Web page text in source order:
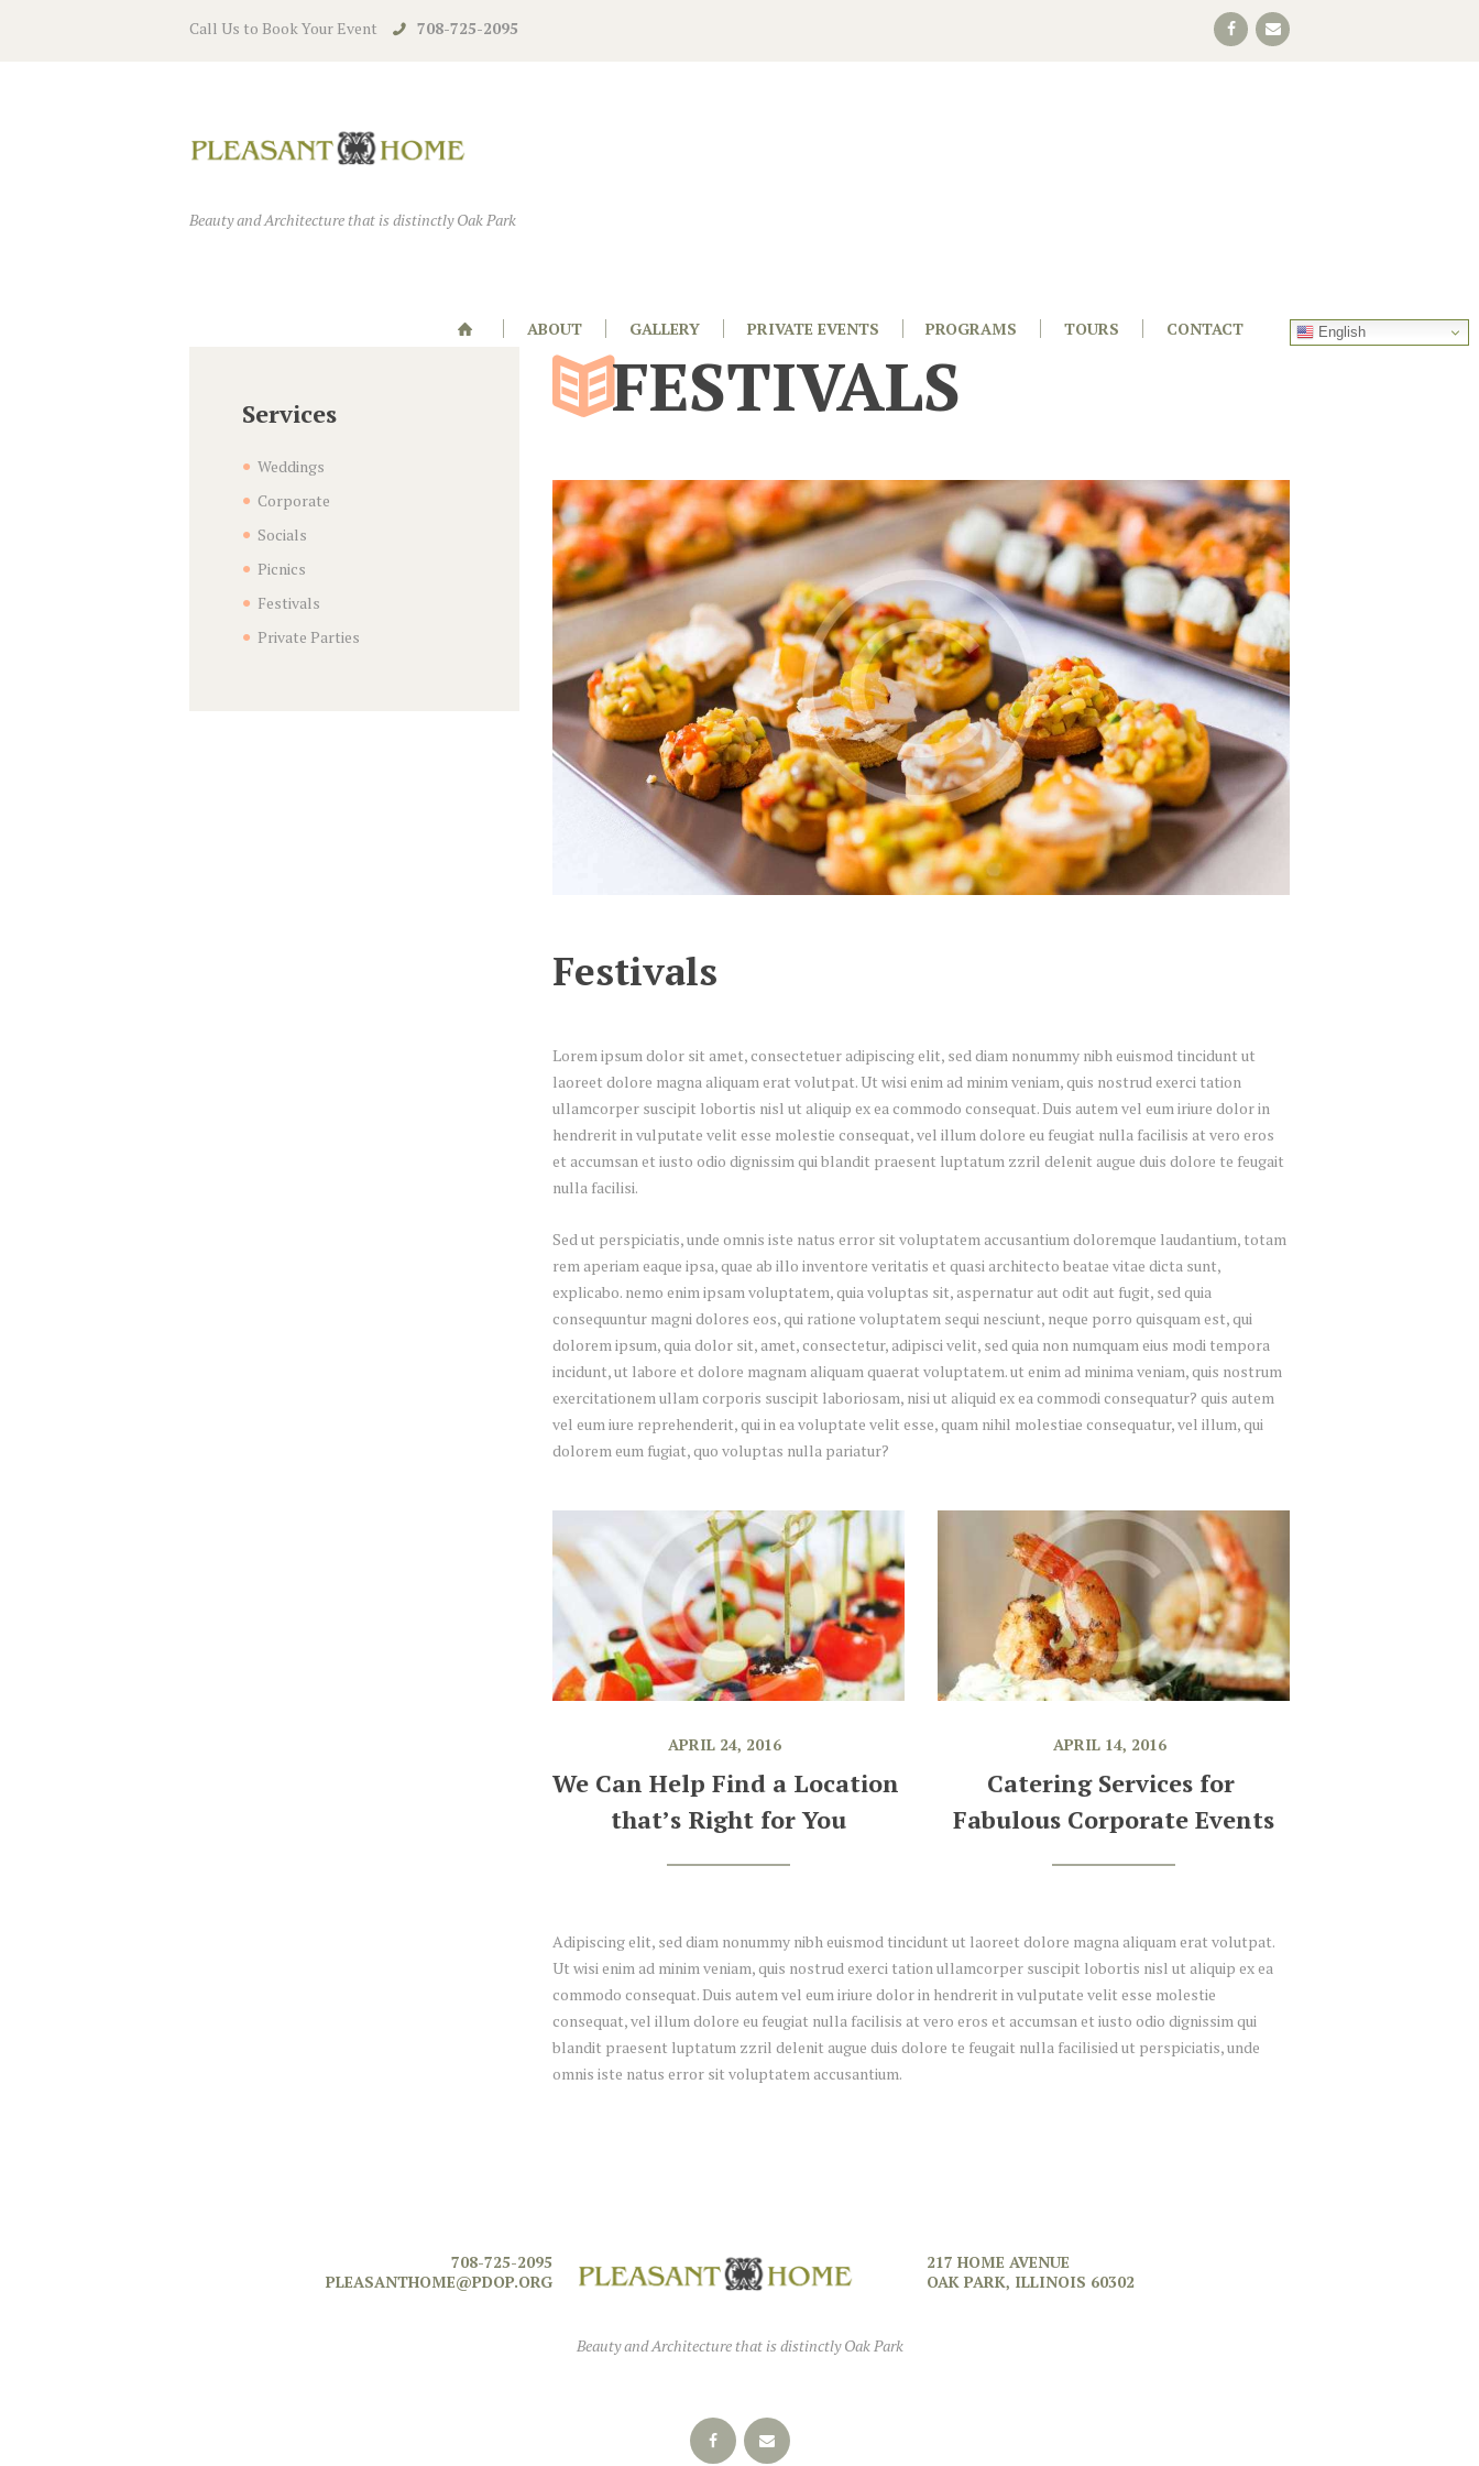
Call Us to Book Your Event 708-725-2095
Beauty and Architecture that is distinctly Oak Park
ABOUT GALLERY PRIVATE EVENTS PROGRAMS TOURS CONTACT English
FESTIVALS
Festivals
Lorem ipsum dolor sit amet, consectetuer adipiscing elit, sed diam nonummy nibh euismod tincidunt ut
laoreet dolore magna aliquam erat volutpat. Ut wisi enim ad minim veniam, quis nostrud exerci tation
ullamcorper suscipit lobortis nisl ut aliquip ex ea commodo consequat. Duis autem vel eum iriure dolor in
hendrerit in vulputate velit esse molestie consequat, vel illum dolore eu feugiat nulla facilisis at vero eros
et accumsan et iusto odio dignissim qui blandit praesent luptatum zzril delenit augue duis dolore te feugait
nulla facilisi.
Sed ut perspiciatis, unde omnis iste natus error sit voluptatem accusantium doloremque laudantium, totam
rem aperiam eaque ipsa, quae ab illo inventore veritatis et quasi architecto beatae vitae dicta sunt,
explicabo. nemo enim ipsam voluptatem, quia voluptas sit, aspernatur aut odit aut fugit, sed quia
consequuntur magni dolores eos, qui ratione voluptatem sequi nesciunt, neque porro quisquam est, qui
dolorem ipsum, quia dolor sit, amet, consectetur, adipisci velit, sed quia non numquam eius modi tempora
incidunt, ut labore et dolore magnam aliquam quaerat voluptatem. ut enim ad minima veniam, quis nostrum
exercitationem ullam corporis suscipit laboriosam, nisi ut aliquid ex ea commodi consequatur? quis autem
vel eum iure reprehenderit, qui in ea voluptate velit esse, quam nihil molestiae consequatur, vel illum, qui
dolorem eum fugiat, quo voluptas nulla pariatur?
APRIL 24, 2016
We Can Help Find a Location
that’s Right for You
APRIL 14, 2016
Catering Services for
Fabulous Corporate Events
Adipiscing elit, sed diam nonummy nibh euismod tincidunt ut laoreet dolore magna aliquam erat volutpat.
Ut wisi enim ad minim veniam, quis nostrud exerci tation ullamcorper suscipit lobortis nisl ut aliquip ex ea
commodo consequat. Duis autem vel eum iriure dolor in hendrerit in vulputate velit esse molestie
consequat, vel illum dolore eu feugiat nulla facilisis at vero eros et accumsan et iusto odio dignissim qui
blandit praesent luptatum zzril delenit augue duis dolore te feugait nulla facilisied ut perspiciatis, unde
omnis iste natus error sit voluptatem accusantium.
Services
Weddings
Corporate
Socials
Picnics
Festivals
Private Parties
708-725-2095
PLEASANTHOME@PDOP.ORG
Beauty and Architecture that is distinctly Oak Park
217 HOME AVENUE
OAK PARK, ILLINOIS 60302